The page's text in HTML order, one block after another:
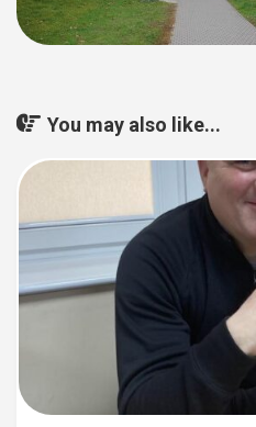
You may also like...